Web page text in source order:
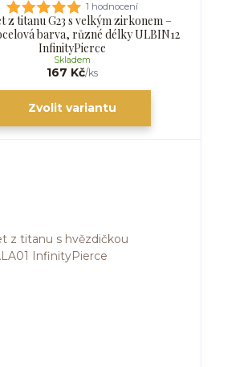
1 hodnocení
z titanu G23 s velkým zirkonem –
barva, různé délky ULBIN12
InfinityPierce
167 Kč/ks
Skladem
Zvolit variantu